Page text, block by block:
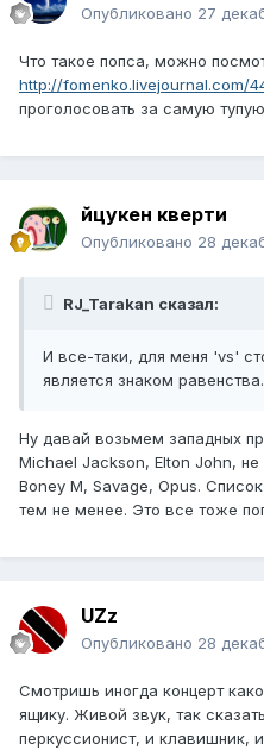
Опубликовано 27
Что такое попса, можно
http://fomenko.livejournal.com/
проголосовать за самую
йцукен кверти
Опубликовано 28
RJ_Tarakan сказал:
И все-таки, для меня 'vs'
является знаком равенства.
Ну давай возьмем западных
Michael Jackson, Elton John,
Boney M, Savage, Opus.
тем не менее. Это все тоже
UZz
Опубликовано 28
Смотришь иногда концерт
ящику. Живой звук, так
перкуссионист, и клавишник,